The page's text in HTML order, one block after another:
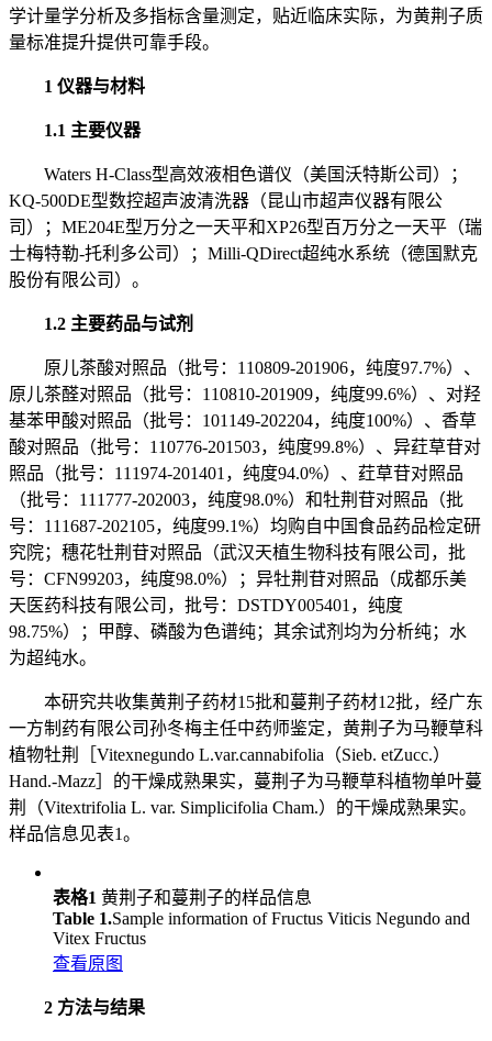
学计量学分析及多指标含量测定，贴近临床实际，为黄荆子质
量标准提升提供可靠手段。
1 仪器与材料
1.1 主要仪器
Waters H-Class型高效液相色谱仪（美国沃特斯公司）；
KQ-500DE型数控超声波清洗器（昆山市超声仪器有限公
司）；ME204E型万分之一天平和XP26型百万分之一天平（瑞
士梅特勒-托利多公司）；Milli-QDirect超纯水系统（德国默克
股份有限公司）。
1.2 主要药品与试剂
原儿茶酸对照品（批号：110809-201906，纯度97.7%）、
原儿茶醛对照品（批号：110810-201909，纯度99.6%）、对羟
基苯甲酸对照品（批号：101149-202204，纯度100%）、香草
酸对照品（批号：110776-201503，纯度99.8%）、异荭草苷对
照品（批号：111974-201401，纯度94.0%）、荭草苷对照品
（批号：111777-202003，纯度98.0%）和牡荆苷对照品（批
号：111687-202105，纯度99.1%）均购自中国食品药品检定研
究院；穗花牡荆苷对照品（武汉天植生物科技有限公司，批
号：CFN99203，纯度98.0%）；异牡荆苷对照品（成都乐美
天医药科技有限公司，批号：DSTDY005401，纯度
98.75%）；甲醇、磷酸为色谱纯；其余试剂均为分析纯；水
为超纯水。
本研究共收集黄荆子药材15批和蔓荆子药材12批，经广东
一方制药有限公司孙冬梅主任中药师鉴定，黄荆子为马鞭草科
植物牡荆［Vitexnegundo L.var.cannabifolia（Sieb. etZucc.）
Hand.-Mazz］的干燥成熟果实，蔓荆子为马鞭草科植物单叶蔓
荆（Vitextrifolia L. var. Simplicifolia Cham.）的干燥成熟果实。
样品信息见表1。
表格1 黄荆子和蔓荆子的样品信息
Table 1.Sample information of Fructus Viticis Negundo and
Vitex Fructus
查看原图
2 方法与结果